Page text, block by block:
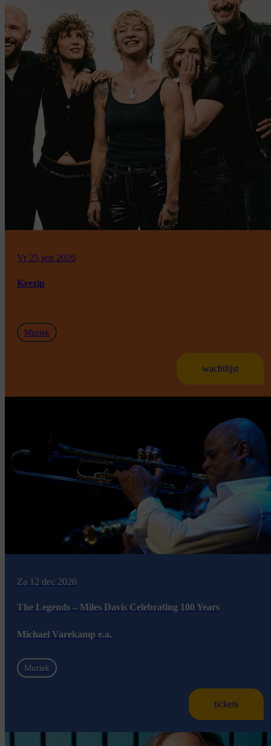
Vr 25 sep 2026
Krezip
Muziek
wachtlijst
Za 12 dec 2026
The Legends – Miles Davis Celebrating 100 Years
Michael Varekamp e.a.
Muziek
tickets